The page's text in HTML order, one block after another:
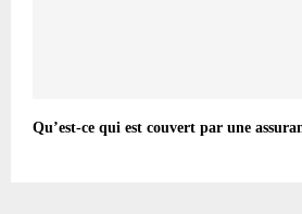
Qu’est-ce qui est couvert par une